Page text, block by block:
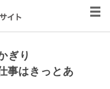
ぎり
事はきっとあ